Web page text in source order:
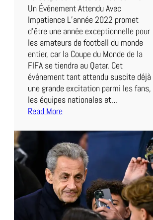
i
a
b
l
e
s
R
o
u
g
s
e
n
Q
u
ê
t
e
Un Événement Attendu Avec
Impatience L’année 2022 promet
d’être une année exceptionnelle pour
les amateurs de football du monde
entier, car la Coupe du Monde de la
FIFA se tiendra au Qatar. Cet
événement tant attendu suscite déjà
une grande excitation parmi les fans,
les équipes nationales et…
Read More
L
e
M
a
t
c
h
d